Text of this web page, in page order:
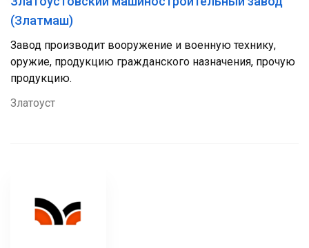
(Златмаш)
Завод производит вооружение и военную технику,
оружие, продукцию гражданского назначения, прочую
продукцию.
Златоуст